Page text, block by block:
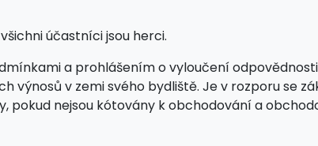
účastníci jsou herci.
a prohlášením o vyloučení
výnosů v zemi svého bydliště. Je v rozporu se
nejsou kótovány k obchodování a